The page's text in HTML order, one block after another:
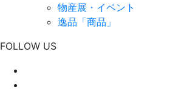
物産展・イベント
逸品「商品」
FOLLOW US